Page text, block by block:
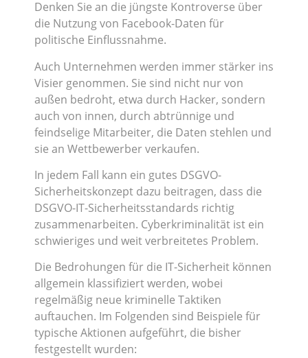
Denken Sie an die jüngste Kontroverse über
die Nutzung von Facebook-Daten für
politische Einflussnahme.
Auch Unternehmen werden immer stärker ins
Visier genommen. Sie sind nicht nur von
außen bedroht, etwa durch Hacker, sondern
auch von innen, durch abtrünnige und
feindselige Mitarbeiter, die Daten stehlen und
sie an Wettbewerber verkaufen.
In jedem Fall kann ein gutes DSGVO-
Sicherheitskonzept dazu beitragen, dass die
DSGVO-IT-Sicherheitsstandards richtig
zusammenarbeiten. Cyberkriminalität ist ein
schwieriges und weit verbreitetes Problem.
Die Bedrohungen für die IT-Sicherheit können
allgemein klassifiziert werden, wobei
regelmäßig neue kriminelle Taktiken
auftauchen. Im Folgenden sind Beispiele für
typische Aktionen aufgeführt, die bisher
festgestellt wurden: